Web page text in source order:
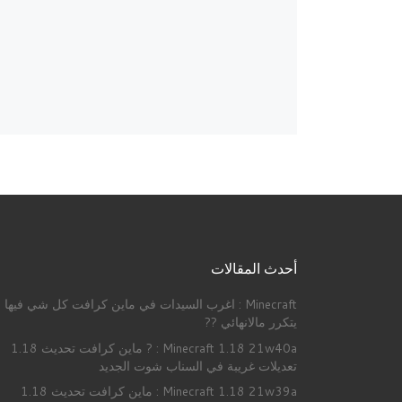
أحدث المقالات
Minecraft : اغرب السيدات في ماين كرافت كل شي فيها
يتكرر مالانهائي ??
Minecraft 1.18 21w40a : ? ماين كرافت تحديث 1.18
تعديلات غريبة في السناب شوت الجديد
Minecraft 1.18 21w39a : ماين كرافت تحديث 1.18